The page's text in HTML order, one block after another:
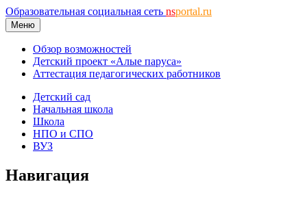
Образовательная социальная сеть nsportal.ru
Меню
Обзор возможностей
Детский проект «Алые паруса»
Аттестация педагогических работников
Детский сад
Начальная школа
Школа
НПО и СПО
ВУЗ
Навигация